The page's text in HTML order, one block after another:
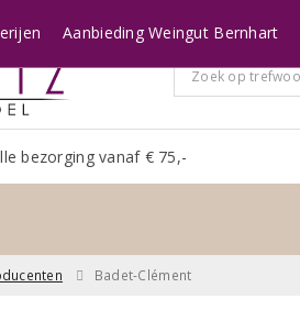
bezorging vanaf € 75,-
Aanbieding Weingut Bernhart
Badet-Clément